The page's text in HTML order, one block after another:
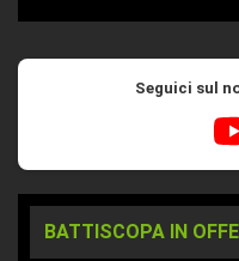
Seguici sul
BATTISCOPA IN